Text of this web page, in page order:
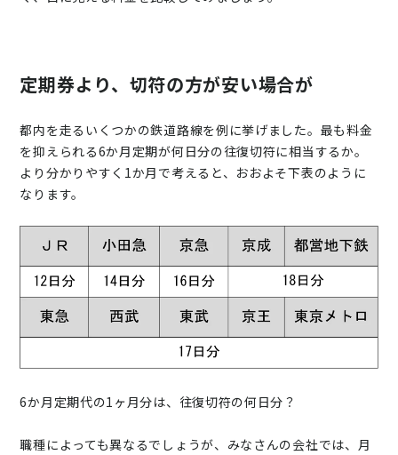
定期券より、切符の方が安い場合が
都内を走るいくつかの鉄道路線を例に挙げました。最も料金
を抑えられる6か月定期が何日分の往復切符に相当するか。
より分かりやすく1か月で考えると、おおよそ下表のように
なります。
6か月定期代の1ヶ月分は、往復切符の何日分？
職種によっても異なるでしょうが、みなさんの会社では、月